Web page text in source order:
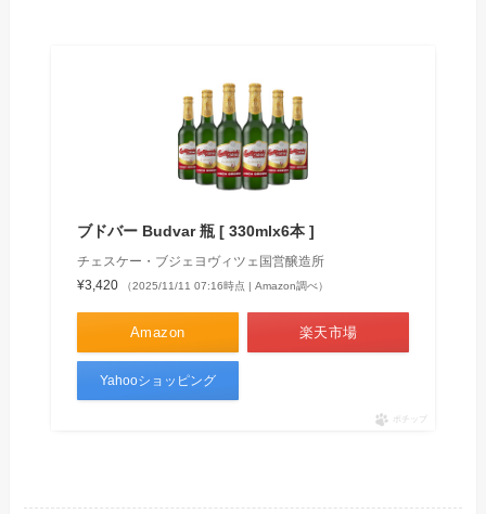
ブドバー Budvar 瓶 [ 330mlx6本 ]
チェスケー・ブジェヨヴィツェ国営醸造所
¥3,420
（2025/11/11 07:16時点 | Amazon調べ）
Amazon 楽天市場
Yahooショッピング
ポチップ